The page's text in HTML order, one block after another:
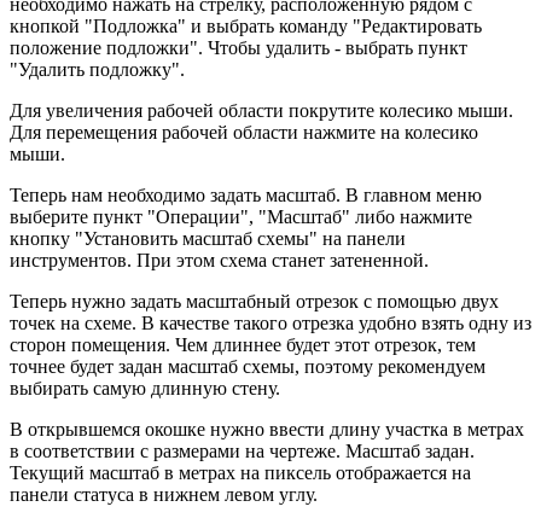
кнопкой "Подложка" и выбрать команду "Редактировать
положение подложки". Чтобы удалить - выбрать пункт
"Удалить подложку".
Для увеличения рабочей области покрутите колесико мыши.
Для перемещения рабочей области нажмите на колесико
мыши.
Теперь нам необходимо задать масштаб. В главном меню
выберите пункт "Операции", "Масштаб" либо нажмите
кнопку "Установить масштаб схемы" на панели
инструментов. При этом схема станет затененной.
Теперь нужно задать масштабный отрезок с помощью двух
точек на схеме. В качестве такого отрезка удобно взять одну из
сторон помещения. Чем длиннее будет этот отрезок, тем
точнее будет задан масштаб схемы, поэтому рекомендуем
выбирать самую длинную стену.
В открывшемся окошке нужно ввести длину участка в метрах
в соответствии с размерами на чертеже. Масштаб задан.
Текущий масштаб в метрах на пиксель отображается на
панели статуса в нижнем левом углу.